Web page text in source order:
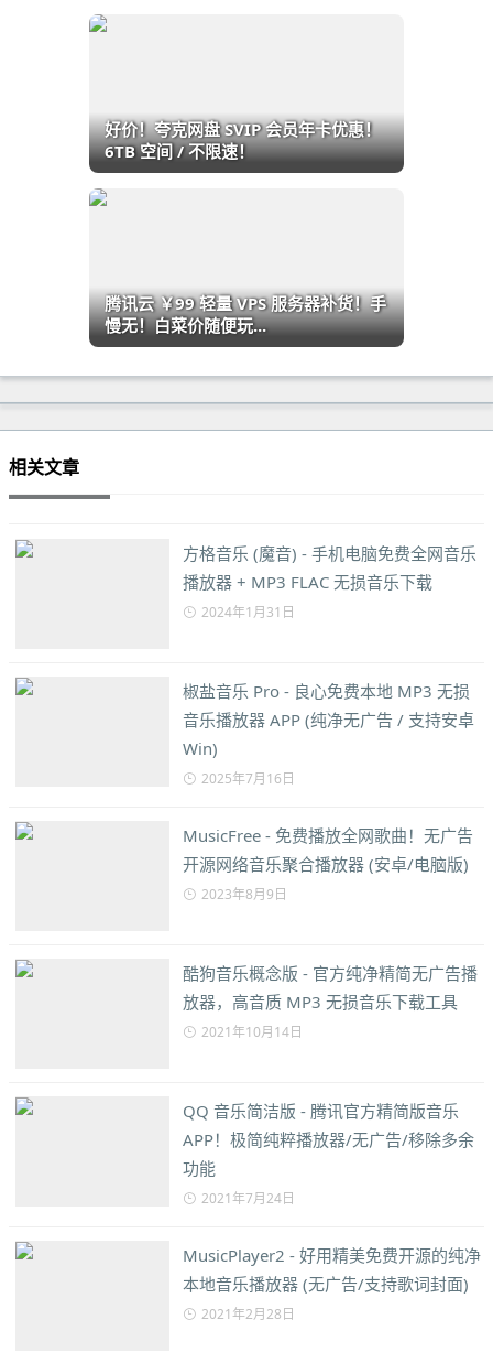
好价！夸克网盘 SVIP 会员年卡优惠！
6TB 空间 / 不限速！
腾讯云 ￥99 轻量 VPS 服务器补货！手
慢无！白菜价随便玩...
相关文章
方格音乐 (魔音) - 手机电脑免费全网音乐
播放器 + MP3 FLAC 无损音乐下载
2024年1月31日
椒盐音乐 Pro - 良心免费本地 MP3 无损
音乐播放器 APP (纯净无广告 / 支持安卓
Win)
2025年7月16日
MusicFree - 免费播放全网歌曲！无广告
开源网络音乐聚合播放器 (安卓/电脑版)
2023年8月9日
酷狗音乐概念版 - 官方纯净精简无广告播
放器，高音质 MP3 无损音乐下载工具
2021年10月14日
QQ 音乐简洁版 - 腾讯官方精简版音乐
APP！极简纯粹播放器/无广告/移除多余
功能
2021年7月24日
MusicPlayer2 - 好用精美免费开源的纯净
本地音乐播放器 (无广告/支持歌词封面)
2021年2月28日